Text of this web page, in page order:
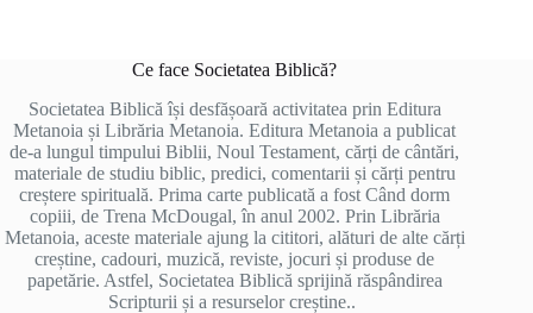
Ce face Societatea Biblică?
Societatea Biblică își desfășoară activitatea prin Editura
Metanoia și Librăria Metanoia. Editura Metanoia a publicat
de-a lungul timpului Biblii, Noul Testament, cărți de cântări,
materiale de studiu biblic, predici, comentarii și cărți pentru
creștere spirituală. Prima carte publicată a fost Când dorm
copiii, de Trena McDougal, în anul 2002. Prin Librăria
Metanoia, aceste materiale ajung la cititori, alături de alte cărți
creștine, cadouri, muzică, reviste, jocuri și produse de
papetărie. Astfel, Societatea Biblică sprijină răspândirea
Scripturii și a resurselor creștine..